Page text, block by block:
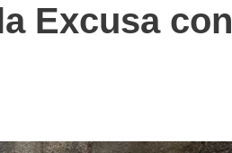
Excusa con